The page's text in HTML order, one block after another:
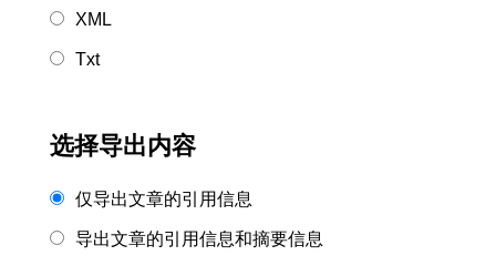
XML
Txt
选择导出内容
仅导出文章的引用信息
导出文章的引用信息和摘要信息